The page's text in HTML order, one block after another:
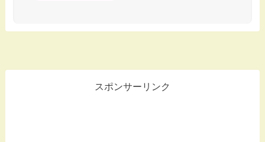
スポンサーリンク